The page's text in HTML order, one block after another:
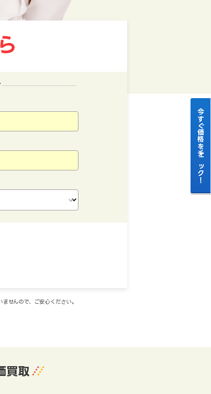
せんので、ご安心ください。
買取
今すぐ価格をチェック！